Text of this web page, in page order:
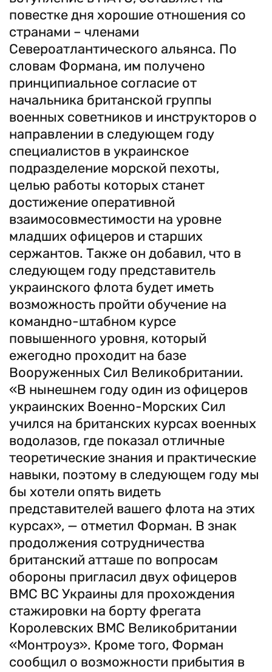
повестке дня хорошие отношения со
странами – членами
Североатлантического альянса. По
словам Формана, им получено
принципиальное согласие от
начальника британской группы
военных советников и инструкторов о
направлении в следующем году
специалистов в украинское
подразделение морской пехоты,
целью работы которых станет
достижение оперативной
взаимосовместимости на уровне
младших офицеров и старших
сержантов. Также он добавил, что в
следующем году представитель
украинского флота будет иметь
возможность пройти обучение на
командно-штабном курсе
повышенного уровня, который
ежегодно проходит на базе
Вооруженных Сил Великобритании.
«В нынешнем году один из офицеров
украинских Военно-Морских Сил
учился на британских курсах военных
водолазов, где показал отличные
теоретические знания и практические
навыки, поэтому в следующем году мы
бы хотели опять видеть
представителей вашего флота на этих
курсах», — отметил Форман. В знак
продолжения сотрудничества
британский атташе по вопросам
обороны пригласил двух офицеров
ВМС ВС Украины для прохождения
стажировки на борту фрегата
Королевских ВМС Великобритании
«Монтроуз». Кроме того, Форман
сообщил о возможности прибытия в